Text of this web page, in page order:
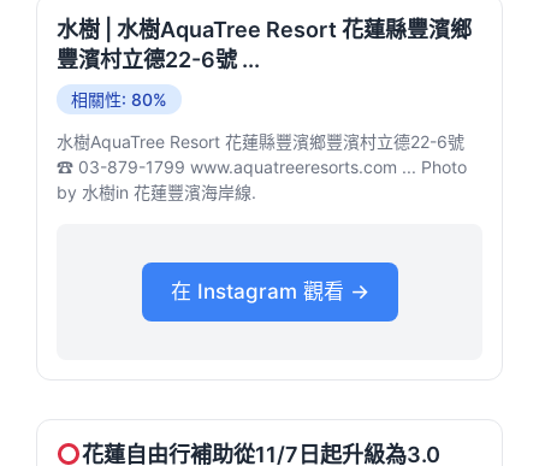
水樹 | 水樹AquaTree Resort 花蓮縣豐濱鄉
豐濱村立德22-6號 ...
相關性: 80%
水樹AquaTree Resort 花蓮縣豐濱鄉豐濱村立德22-6號
☎ 03-879-1799 www.aquatreeresorts.com ... Photo
by 水樹in 花蓮豐濱海岸線.
在 Instagram 觀看 →
花蓮自由行補助從11/7日起升級為3.0